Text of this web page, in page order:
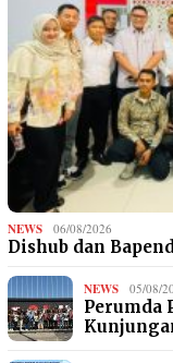
NEWS 06/08/2026
Dishub dan
NEWS 05/08/
Perumda